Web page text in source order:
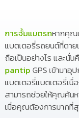
การจั้มแบตรถหากคุณ
แบตเตอรี่รถยนต์ที่ตา
ถือเป็นอย่างไร และนั่
pantipGPS เข้ามา
แบตเตอรี่แบตเตอรี่เนื่
สามารถช่วยให้คุณค้นห
เมื่อคุณต้องการมากที่